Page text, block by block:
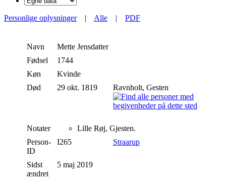
Personlige oplysninger| Alle | PDF
Navn Mette Jensdatter
Fødsel
1744
Køn
Kvinde
Død
29 okt. 1819 Ravnholt, Gesten
Notater
Lille Røj, Gjesten.
Person-
ID
I265 Straarup
Sidst
ændret
5 maj 2019